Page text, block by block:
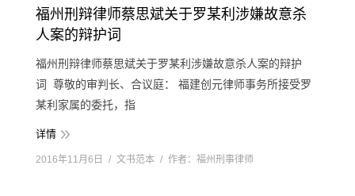
福州刑辩律师蔡思斌关于罗某利涉嫌故意杀
人案的辩护词
福州刑辩律师蔡思斌关于罗某利涉嫌故意杀人案的辩护
词 尊敬的审判长、合议庭： 福建创元律师事务所接受罗
某利家属的委托，指
详情
2016年11月6日 文书范本 作者： 福州刑事律师